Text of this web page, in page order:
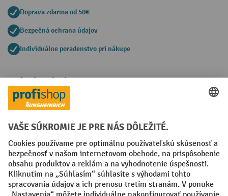
Doprava zdarma od 50€
Bezpečná ochrana údajov
Individuálne poradenstvo pri nákupe
Spôsoby platby
Creditcard (Master)Creditcard (Visa)
Faktúra Predplatba
Sociálne siete
Facebook
YouTube
LinkedIn